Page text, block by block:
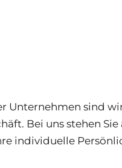
Unternehmen sind
Bei uns stehen Sie
individuelle